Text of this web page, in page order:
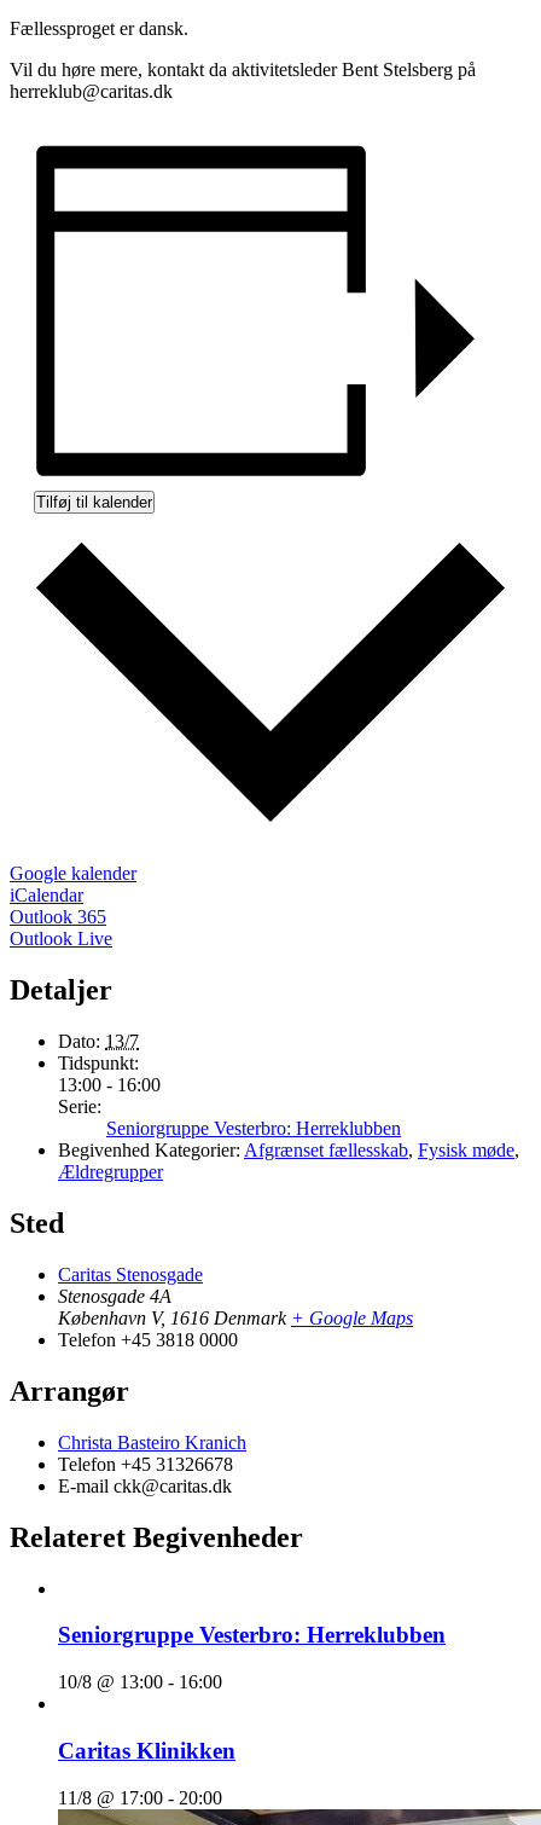
Fællessproget er dansk.
Vil du høre mere, kontakt da aktivitetsleder Bent Stelsberg på
herreklub@caritas.dk
Tilføj til kalender
Google kalender
iCalendar
Outlook 365
Outlook Live
Detaljer
Dato: 13/7
Tidspunkt:
13:00 - 16:00
Serie:
Seniorgruppe Vesterbro: Herreklubben
Begivenhed Kategorier: Afgrænset fællesskab, Fysisk møde,
Ældregrupper
Sted
Caritas Stenosgade
Stenosgade 4A
København V, 1616 Denmark + Google Maps
Telefon +45 3818 0000
Arrangør
Christa Basteiro Kranich
Telefon +45 31326678
E-mail ckk@caritas.dk
Relateret Begivenheder
Seniorgruppe Vesterbro: Herreklubben
10/8 @ 13:00 - 16:00
Caritas Klinikken
11/8 @ 17:00 - 20:00